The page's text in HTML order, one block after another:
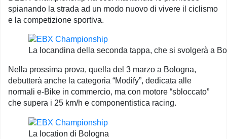
spianando la strada ad un modo nuovo di vivere il ciclismo
e la competizione sportiva.
La locandina della seconda tappa, che si svolgerà a
Nella prossima prova, quella del 3 marzo a Bologna,
debutterà anche la categoria “Modify”, dedicata alle
normali e-Bike in commercio, ma con motore “sbloccato”
che supera i 25 km/h e componentistica racing.
La location di Bologna